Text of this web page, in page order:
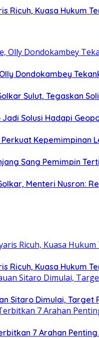
Ricuh, Kuasa Hukum
Dondokambey
Sulut, Tegaskan
Solusi Hadapi
Kepemimpinan
Sang Pemimpin
Menteri Nusron:
Ricuh, Kuasa Hukum
Sitaro Dimulai, Target
7 Arahan